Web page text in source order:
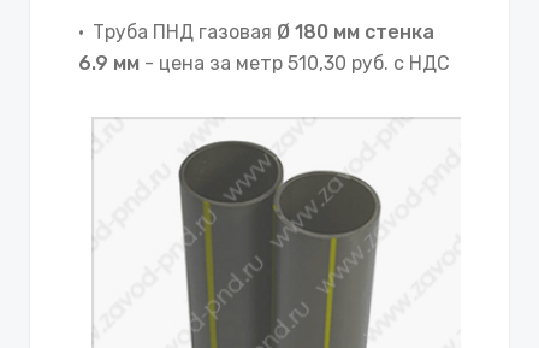
Труба ПНД газовая Ø 180 мм стенка
6.9 мм - цена за метр 510,30 руб. с НДС